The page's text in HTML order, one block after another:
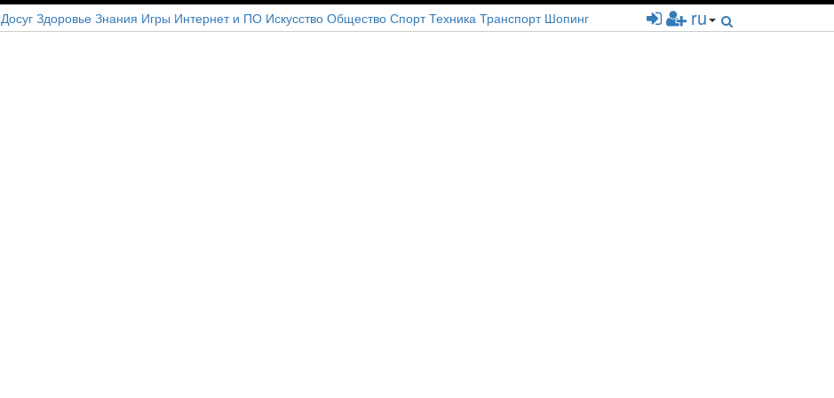
Досуг Здоровье Знания Игры Интернет и ПО Искусство Общество Спорт Техника Транспорт Шопинг ru